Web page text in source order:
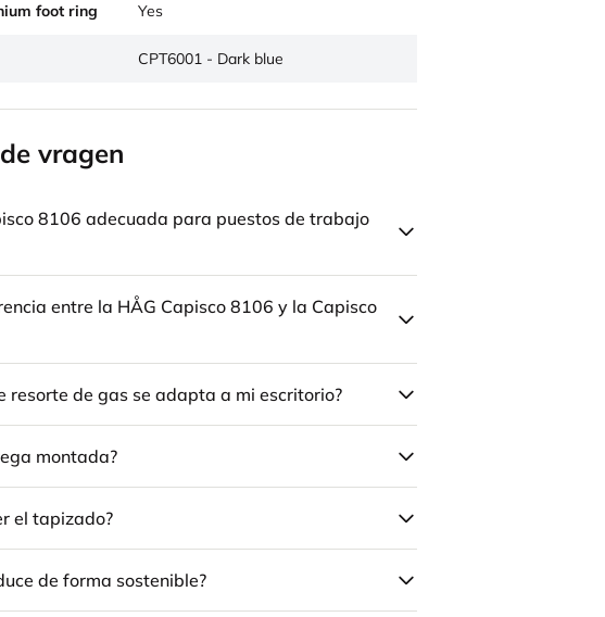
foot ring Yes
CPT6001 - Dark blue
vragen
8106 adecuada para puestos de trabajo
entre la HÅG Capisco 8106 y la Capisco
resorte de gas se adapta a mi escritorio?
montada?
el tapizado?
de forma sostenible?